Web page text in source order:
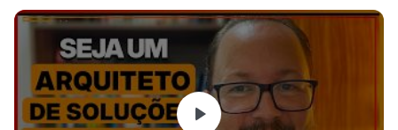
teórico do exame.
Utilizo uma abordagem prática nos laboratórios, técnicas
de memorização, palavras-chave e quizzes ao final de cada
módulo, para garantir que você assimile o conteúdo e
consolide o conhecimento em cada etapa.